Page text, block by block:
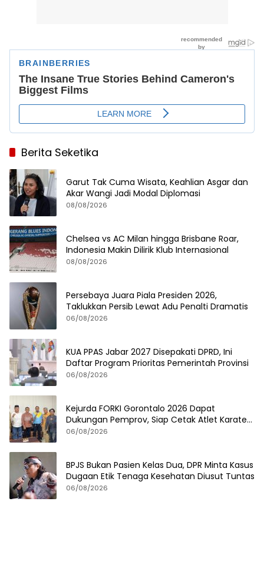
Berita Seketika
Garut Tak Cuma Wisata, Keahlian Asgar dan
Akar Wangi Jadi Modal Diplomasi
08/08/2026
Chelsea vs AC Milan hingga Brisbane Roar,
Indonesia Makin Dilirik Klub Internasional
08/08/2026
Persebaya Juara Piala Presiden 2026,
Taklukkan Persib Lewat Adu Penalti Dramatis
06/08/2026
KUA PPAS Jabar 2027 Disepakati DPRD, Ini
Daftar Program Prioritas Pemerintah Provinsi
06/08/2026
Kejurda FORKI Gorontalo 2026 Dapat
Dukungan Pemprov, Siap Cetak Atlet Karate
Berprestasi
06/08/2026
BPJS Bukan Pasien Kelas Dua, DPR Minta Kasus
Dugaan Etik Tenaga Kesehatan Diusut Tuntas
06/08/2026